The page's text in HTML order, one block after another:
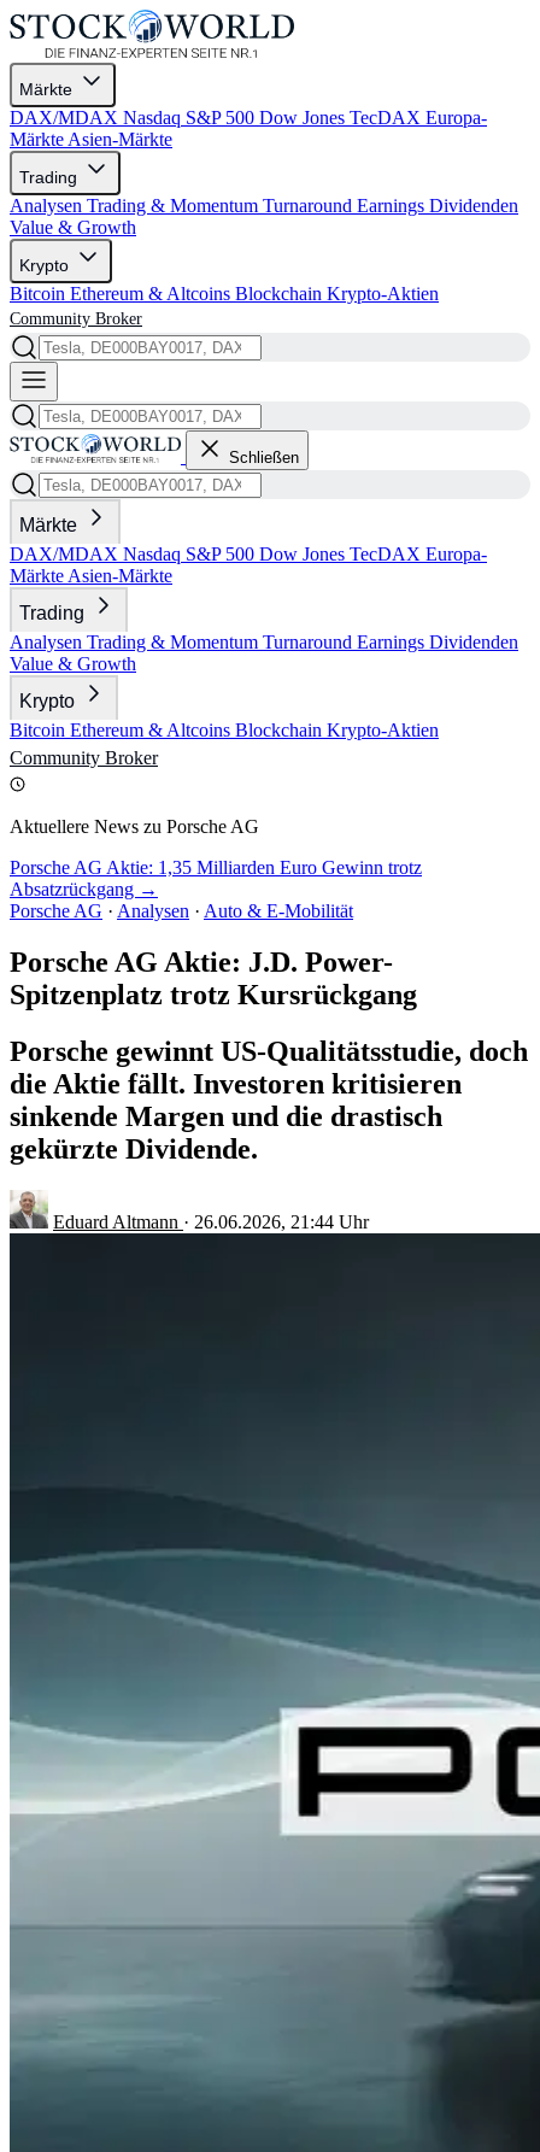
Märkte
DAX/MDAX Nasdaq S&P 500 Dow Jones TecDAX Europa-
Märkte Asien-Märkte
Trading
Analysen Trading & Momentum Turnaround Earnings Dividenden
Value & Growth
Krypto
Bitcoin Ethereum & Altcoins Blockchain Krypto-Aktien
Community Broker
Schließen
Märkte
DAX/MDAX Nasdaq S&P 500 Dow Jones TecDAX Europa-
Märkte Asien-Märkte
Trading
Analysen Trading & Momentum Turnaround Earnings Dividenden
Value & Growth
Krypto
Bitcoin Ethereum & Altcoins Blockchain Krypto-Aktien
Community Broker
Aktuellere News zu Porsche AG
Porsche AG Aktie: 1,35 Milliarden Euro Gewinn trotz
Absatzrückgang →
Porsche AG · Analysen · Auto & E-Mobilität
Porsche AG Aktie: J.D. Power-
Spitzenplatz trotz Kursrückgang
Porsche gewinnt US-Qualitätsstudie, doch
die Aktie fällt. Investoren kritisieren
sinkende Margen und die drastisch
gekürzte Dividende.
Eduard Altmann · 26.06.2026, 21:44 Uhr